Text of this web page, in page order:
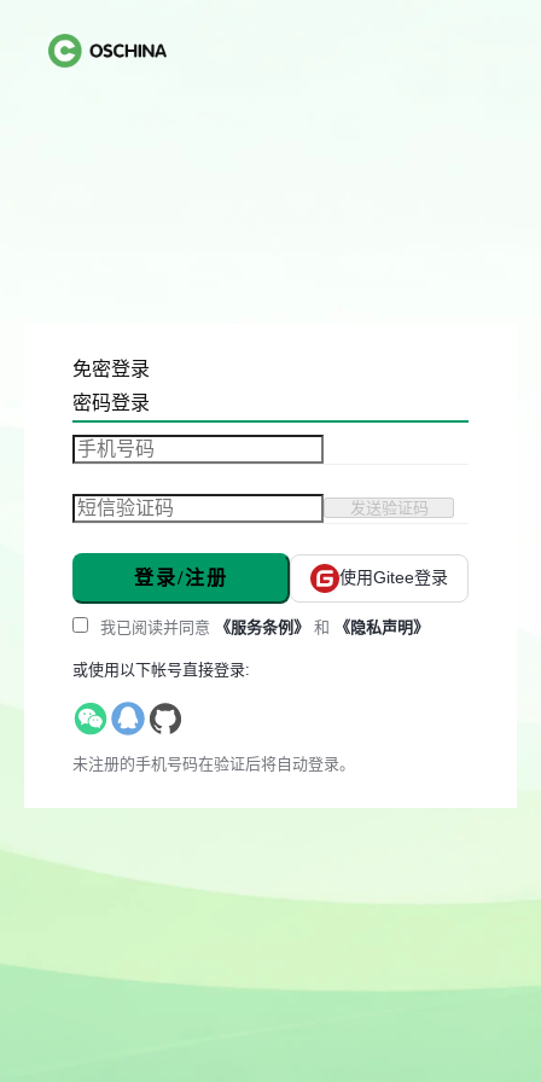
免密登录
密码登录
发送验证码
登录/注册 使用Gitee登录
我已阅读并同意 《服务条例》 和 《隐私声明》
或使用以下帐号直接登录:
未注册的手机号码在验证后将自动登录。